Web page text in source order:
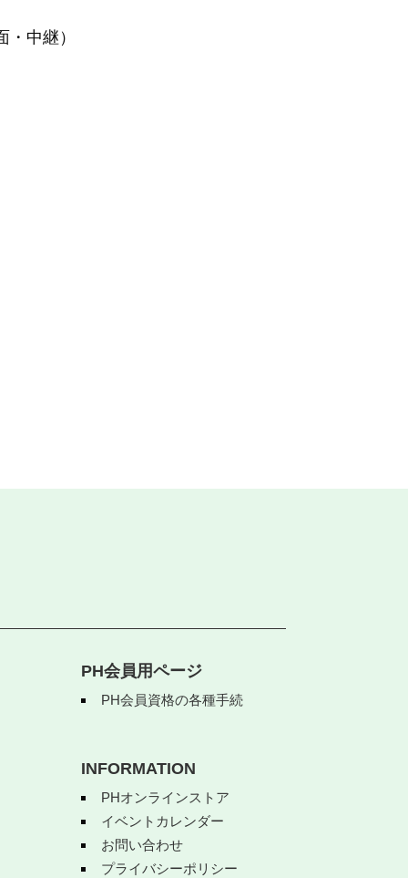
中継）
PH会員用ページ
PH会員資格の各種手続
INFORMATION
PHオンラインストア
イベントカレンダー
お問い合わせ
プライバシーポリシー